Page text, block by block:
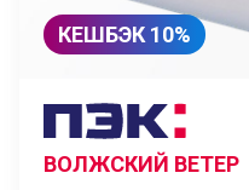
КЕШБЭК 10%
ВОЛЖСКИЙ ВЕТЕР